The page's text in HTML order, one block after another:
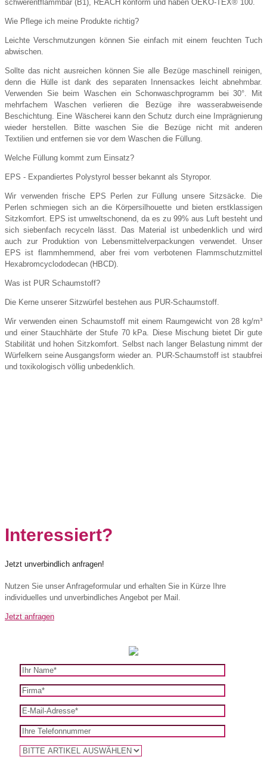
schwerentflammbar (B1), REACH konform und haben OEKO-TEX® 100.
Wie Pflege ich meine Produkte richtig?
Leichte Verschmutzungen können Sie einfach mit einem feuchten Tuch
abwischen.
Sollte das nicht ausreichen können Sie alle Bezüge maschinell reinigen,
denn die Hülle ist dank des separaten Innensackes leicht abnehmbar.
Verwenden Sie beim Waschen ein Schonwaschprogramm bei 30°. Mit
mehrfachem Waschen verlieren die Bezüge ihre wasserabweisende
Beschichtung. Eine Wäscherei kann den Schutz durch eine Imprägnierung
wieder herstellen. Bitte waschen Sie die Bezüge nicht mit anderen
Textilien und entfernen sie vor dem Waschen die Füllung.
Welche Füllung kommt zum Einsatz?
EPS - Expandiertes Polystyrol besser bekannt als Styropor.
Wir verwenden frische EPS Perlen zur Füllung unsere Sitzsäcke. Die
Perlen schmiegen sich an die Körpersilhouette und bieten erstklassigen
Sitzkomfort. EPS ist umweltschonend, da es zu 99% aus Luft besteht und
sich siebenfach recyceln lässt. Das Material ist unbedenklich und wird
auch zur Produktion von Lebensmittelverpackungen verwendet. Unser
EPS ist flammhemmend, aber frei vom verbotenen Flammschutzmittel
Hexabromcyclododecan (HBCD).
Was ist PUR Schaumstoff?
Die Kerne unserer Sitzwürfel bestehen aus PUR-Schaumstoff.
Wir verwenden einen Schaumstoff mit einem Raumgewicht von 28 kg/m³
und einer Stauchhärte der Stufe 70 kPa. Diese Mischung bietet Dir gute
Stabilität und hohen Sitzkomfort. Selbst nach langer Belastung nimmt der
Würfelkern seine Ausgangsform wieder an. PUR-Schaumstoff ist staubfrei
und toxikologisch völlig unbedenklich.
Interessiert?
Jetzt unverbindlich anfragen!
Nutzen Sie unser Anfrageformular und erhalten Sie in Kürze Ihre
individuelles und unverbindliches Angebot per Mail.
Jetzt anfragen